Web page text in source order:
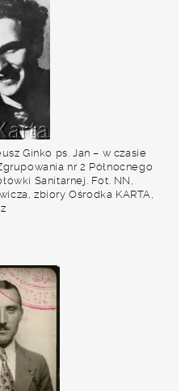
Ginko ps. Jan – w czasie
nr 2 Północnego
Sanitarnej. Fot. NN,
zbiory Ośrodka KARTA,